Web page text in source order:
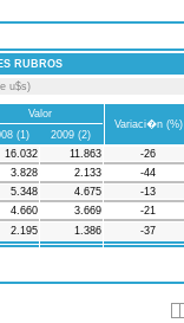
RUBROS
u$s)
Valor
(1)
2009 (2)
Variaci�n (%)
16.032 11.863
-26
3.828 2.133
-44
5.348 4.675
-13
4.660 3.669
-21
2.195 1.386 -37